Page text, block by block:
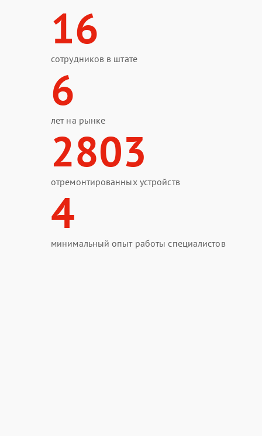
16
сотрудников в штате
6
лет на рынке
2803
отремонтированных устройств
4
минимальный опыт работы специалистов